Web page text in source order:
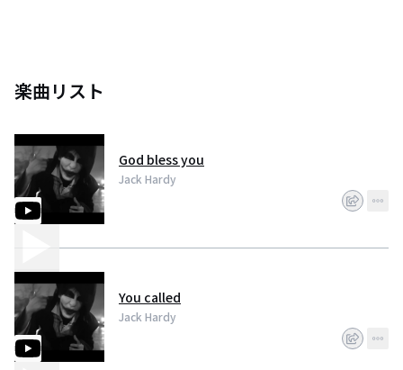
楽曲リスト
God bless you
Jack Hardy
You called
Jack Hardy